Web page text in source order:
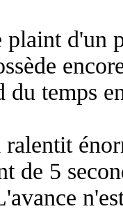
plaint d'un
du temps
de 5